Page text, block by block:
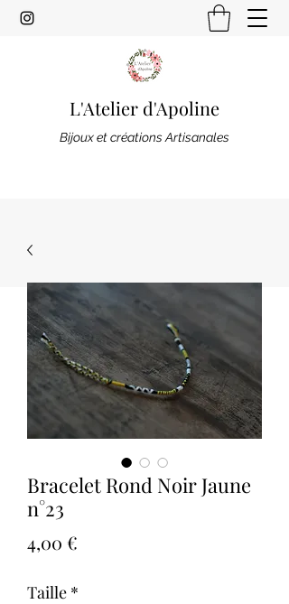
L'Atelier d'Apoline
Bijoux et créations Artisanales
Bracelet Rond Noir Jaune
n°23
4,00 €
Taille *